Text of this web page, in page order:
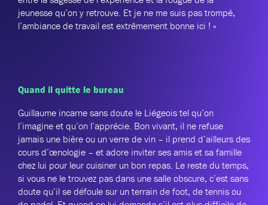
jeunesse qu’on y retrouve. Et je ne me suis pas trompé,
l’ambiance de travail est extrêmement bonne ici ! »
Quand il quitte le bureau
Guillaume incarne sans doute le Liégeois tel qu’on
l’imagine et qu’on l’apprécie. Bon vivant, il ne refuse
jamais une bière ou un verre de vin – il prend d’ailleurs des
cours d’œnologie – et adore inviter ses amis et sa famille
chez lui pour leur cuisiner un bon repas. Le reste du temps,
si vous ne le trouvez pas dans une salle obscure, c’est sans
doute qu’il se défoule sur un terrain de foot, de tennis ou